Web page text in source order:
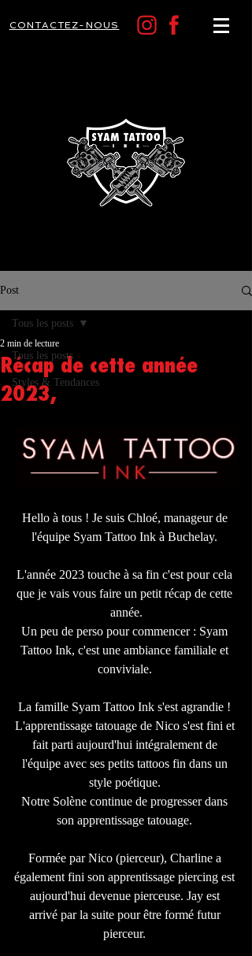
CONTACTEZ-NOUS
Post
Tous les posts
Styles & Tendances
Tous les posts
Récap de cette année
2023,
2 min de lecture
Hello à tous ! Je suis Chloé, manageur de
l'équipe Syam Tattoo Ink à Buchelay.
L'année 2023 touche à sa fin c'est pour cela
que je vais vous faire un petit récap de cette
année.
Un peu de perso pour commencer : Syam
Tattoo Ink, c'est une ambiance familiale et
conviviale.
La famille Syam Tattoo Ink s'est agrandie !
L'apprentissage tatouage de Nico s'est fini et
fait parti aujourd'hui intégralement de
l'équipe avec ses petits tattoos fin dans un
style poétique.
Notre Solène continue de progresser dans
son apprentissage tatouage.
Formée par Nico (pierceur), Charline a
également fini son apprentissage piercing est
aujourd'hui devenue pierceuse. Jay est
arrivé par la suite pour être formé futur
pierceur.